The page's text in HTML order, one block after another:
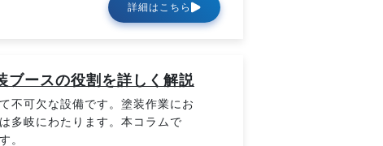
詳細はこちら
ブースの役割を詳しく解説
不可欠な設備です。塗装作業にお
多岐にわたります。本コラムで
。